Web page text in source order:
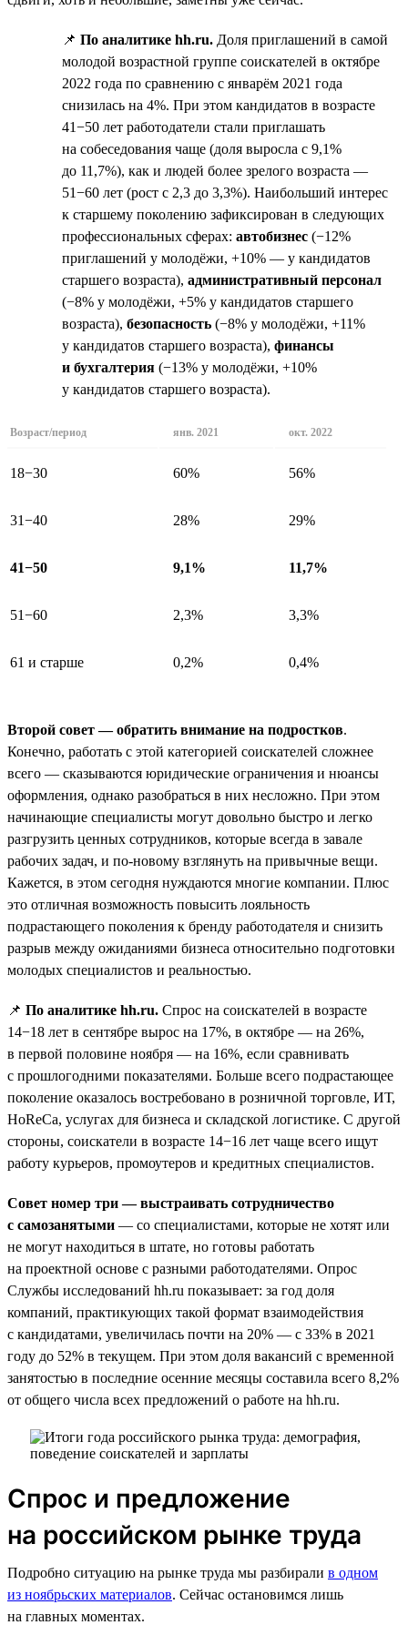
📌 По аналитике hh.ru. Доля приглашений в самой
молодой возрастной группе соискателей в октябре
2022 года по сравнению с январём 2021 года
снизилась на 4%. При этом кандидатов в возрасте
41−50 лет работодатели стали приглашать
на собеседования чаще (доля выросла с 9,1%
до 11,7%), как и людей более зрелого возраста —
51−60 лет (рост с 2,3 до 3,3%). Наибольший интерес
к старшему поколению зафиксирован в следующих
профессиональных сферах: автобизнес (−12%
приглашений у молодёжи, +10% — у кандидатов
старшего возраста), административный персонал
(−8% у молодёжи, +5% у кандидатов старшего
возраста), безопасность (−8% у молодёжи, +11%
у кандидатов старшего возраста), финансы
и бухгалтерия (−13% у молодёжи, +10%
у кандидатов старшего возраста).
Возраст/период янв. 2021 окт. 2022
18−30 60% 56%
31−40 28% 29%
41−50 9,1% 11,7%
51−60 2,3% 3,3%
61 и старше 0,2% 0,4%
Второй совет — обратить внимание на подростков.
Конечно, работать с этой категорией соискателей сложнее
всего — сказываются юридические ограничения и нюансы
оформления, однако разобраться в них несложно. При этом
начинающие специалисты могут довольно быстро и легко
разгрузить ценных сотрудников, которые всегда в завале
рабочих задач, и по-новому взглянуть на привычные вещи.
Кажется, в этом сегодня нуждаются многие компании. Плюс
это отличная возможность повысить лояльность
подрастающего поколения к бренду работодателя и снизить
разрыв между ожиданиями бизнеса относительно подготовки
молодых специалистов и реальностью.
📌 По аналитике hh.ru. Спрос на соискателей в возрасте
14−18 лет в сентябре вырос на 17%, в октябре — на 26%,
в первой половине ноября — на 16%, если сравнивать
с прошлогодними показателями. Больше всего подрастающее
поколение оказалось востребовано в розничной торговле, ИТ,
HoReCa, услугах для бизнеса и складской логистике. С другой
стороны, соискатели в возрасте 14−16 лет чаще всего ищут
работу курьеров, промоутеров и кредитных специалистов.
Совет номер три — выстраивать сотрудничество
с самозанятыми — со специалистами, которые не хотят или
не могут находиться в штате, но готовы работать
на проектной основе с разными работодателями. Опрос
Службы исследований hh.ru показывает: за год доля
компаний, практикующих такой формат взаимодействия
с кандидатами, увеличилась почти на 20% — с 33% в 2021
году до 52% в текущем. При этом доля вакансий с временной
занятостью в последние осенние месяцы составила всего 8,2%
от общего числа всех предложений о работе на hh.ru.
Спрос и предложение
на российском рынке труда
Подробно ситуацию на рынке труда мы разбирали в одном
из ноябрьских материалов. Сейчас остановимся лишь
на главных моментах.